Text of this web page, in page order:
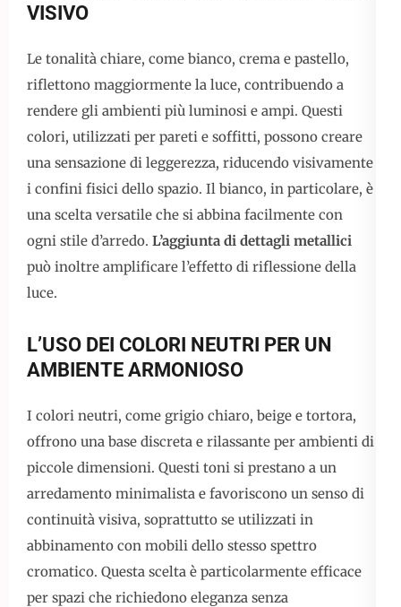
VISIVO
Le tonalità chiare, come bianco, crema e pastello,
riflettono maggiormente la luce, contribuendo a
rendere gli ambienti più luminosi e ampi. Questi
colori, utilizzati per pareti e soffitti, possono creare
una sensazione di leggerezza, riducendo visivamente
i confini fisici dello spazio. Il bianco, in particolare, è
una scelta versatile che si abbina facilmente con
ogni stile d’arredo. L’aggiunta di dettagli metallici
può inoltre amplificare l’effetto di riflessione della
luce.
L’USO DEI COLORI NEUTRI PER UN
AMBIENTE ARMONIOSO
I colori neutri, come grigio chiaro, beige e tortora,
offrono una base discreta e rilassante per ambienti di
piccole dimensioni. Questi toni si prestano a un
arredamento minimalista e favoriscono un senso di
continuità visiva, soprattutto se utilizzati in
abbinamento con mobili dello stesso spettro
cromatico. Questa scelta è particolarmente efficace
per spazi che richiedono eleganza senza